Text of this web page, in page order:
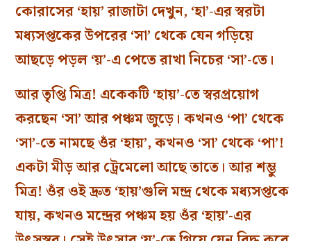
কোরাসের ‘হায়’ রাজাটা দেখুন, ‘হা’-এর স্বরটা
মধ্যসপ্তকের উপরের ‘সা’ থেকে যেন গড়িয়ে
আছড়ে পড়ল ‘য়’-এ পেতে রাখা নিচের ‘সা’-তে।
আর তৃপ্তি মিত্র! একেকটি ‘হায়’-তে স্বরপ্রয়োগ
করছেন ‘সা’ আর পঞ্চম জুড়ে। কখনও ‘পা’ থেকে
‘সা’-তে নামছে ওঁর ‘হায়’, কখনও ‘সা’ থেকে ‘পা’!
একটা মীড় আর ট্রেমেলো আছে তাতে। আর শম্ভু
মিত্র! ওঁর ওই দ্রুত ‘হায়’গুলি মন্দ্র থেকে মধ্যসপ্তকে
যায়, কখনও মন্দ্রের পঞ্চম হয় ওঁর ‘হায়’-এর